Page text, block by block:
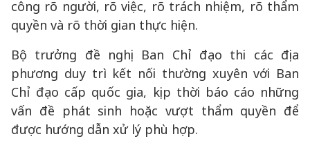
công rõ người, rõ việc, rõ trách nhiệm, rõ thẩm
quyền và rõ thời gian thực hiện.
Bộ trưởng đề nghị Ban Chỉ đạo thi các địa
phương duy trì kết nối thường xuyên với Ban
Chỉ đạo cấp quốc gia, kịp thời báo cáo những
vấn đề phát sinh hoặc vượt thẩm quyền để
được hướng dẫn xử lý phù hợp.